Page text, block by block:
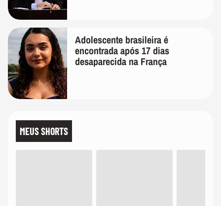
Adolescente brasileira é
encontrada após 17 dias
desaparecida na França
MEUS SHORTS